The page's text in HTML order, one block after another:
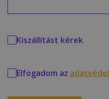
Kiszállítást kérek
Elfogadom az